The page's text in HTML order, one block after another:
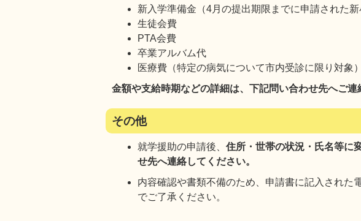
新入学準備金（4月の提出期限までに申請された新
生徒会費
PTA会費
卒業アルバム代
医療費（特定の病気について市内受診に限り対象）
金額や支給時期などの詳細は、下記問い合わせ先へご連
その他
就学援助の申請後、住所・世帯の状況・氏名等に
せ先へ連絡してください。
内容確認や書類不備のため、申請書に記入された
でご了承ください。